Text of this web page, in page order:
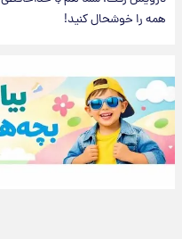
همه را خوشحال کنید!